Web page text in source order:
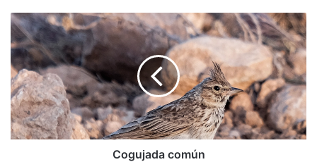
Cogujada
común
Cogujada común